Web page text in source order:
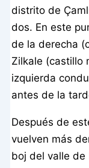
distrito de
dos. En este
de la derecha
Zilkale (castillo
izquierda
antes de la
Después de
vuelven más
boj del valle de